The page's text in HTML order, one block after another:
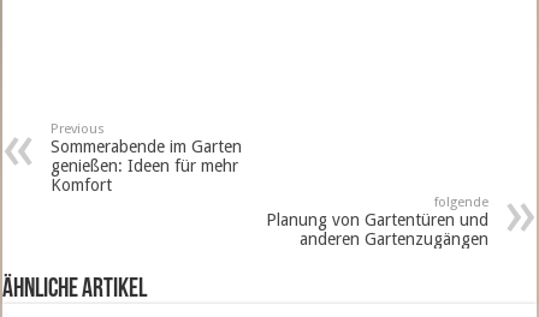
Previous
Sommerabende im Garten
genießen: Ideen für mehr
Komfort
folgende
Planung von Gartentüren und
anderen Gartenzugängen
ähnliche Artikel